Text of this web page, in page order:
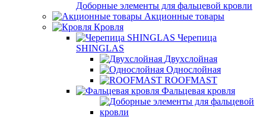
Доборные элементы для фальцевой кровли
Акционные товары
Кровля
Черепица
SHINGLAS
Двухслойная
Однослойная
ROOFMAST
Фальцевая кровля